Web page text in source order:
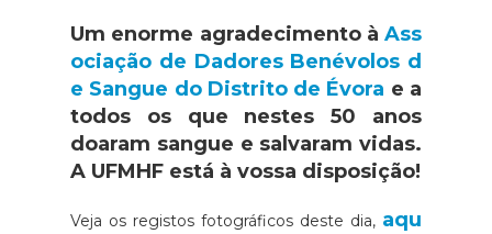
Um enorme agradecimento à Ass
ociação de Dadores Benévolos d
e Sangue do Distrito de Évora e a
todos os que nestes 50 anos
doaram sangue e salvaram vidas.
A UFMHF está à vossa disposição!
Veja os registos fotográficos deste dia, aqu